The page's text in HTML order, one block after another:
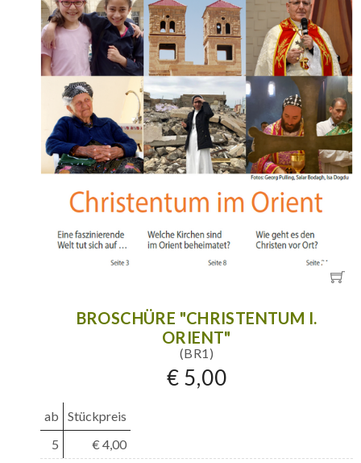
BROSCHÜRE "CHRISTENTUM I.
ORIENT"
(BR1)
€ 5,00
ab
Stückpreis
5
€ 4,00